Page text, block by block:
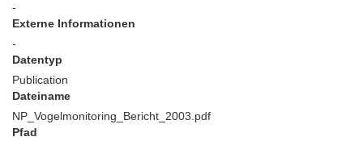
-
Externe Informationen
-
Datentyp
Publication
Dateiname
NP_Vogelmonitoring_Bericht_2003.pdf
Pfad